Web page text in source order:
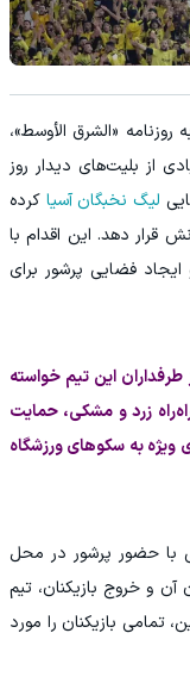
«الشرق الأوسط»،
از بلیت‌های دیدار روز
لیگ نخبگان آسیا کرده
قرار دهد. این اقدام با
فضایی پرشور برای
طرفداران این تیم خواسته
زرد و مشکی، حمایت
به سکوهای ورزشگاه
با حضور پرشور در محل
آن و خروج بازیکنان، تیم
تمامی بازیکنان را مورد